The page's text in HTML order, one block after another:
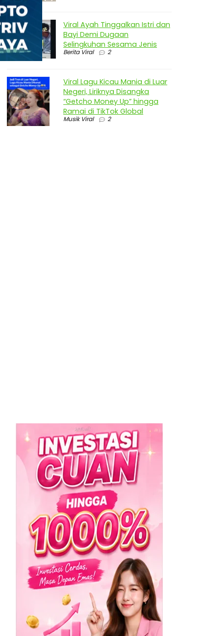
Viral Ayah Tinggalkan Istri dan
Bayi Demi Dugaan
Selingkuhan Sesama Jenis
Berita Viral 2
Viral Lagu Kicau Mania di Luar
Negeri, Liriknya Disangka
“Getcho Money Up” hingga
Ramai di TikTok Global
Musik Viral 2